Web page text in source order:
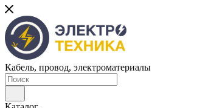
Кабель, провод, электроматериалы